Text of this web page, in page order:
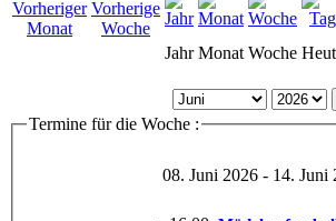
Jahr Monat Woche
Termine für die Woche :
08. Juni 2026 - 14. Juni